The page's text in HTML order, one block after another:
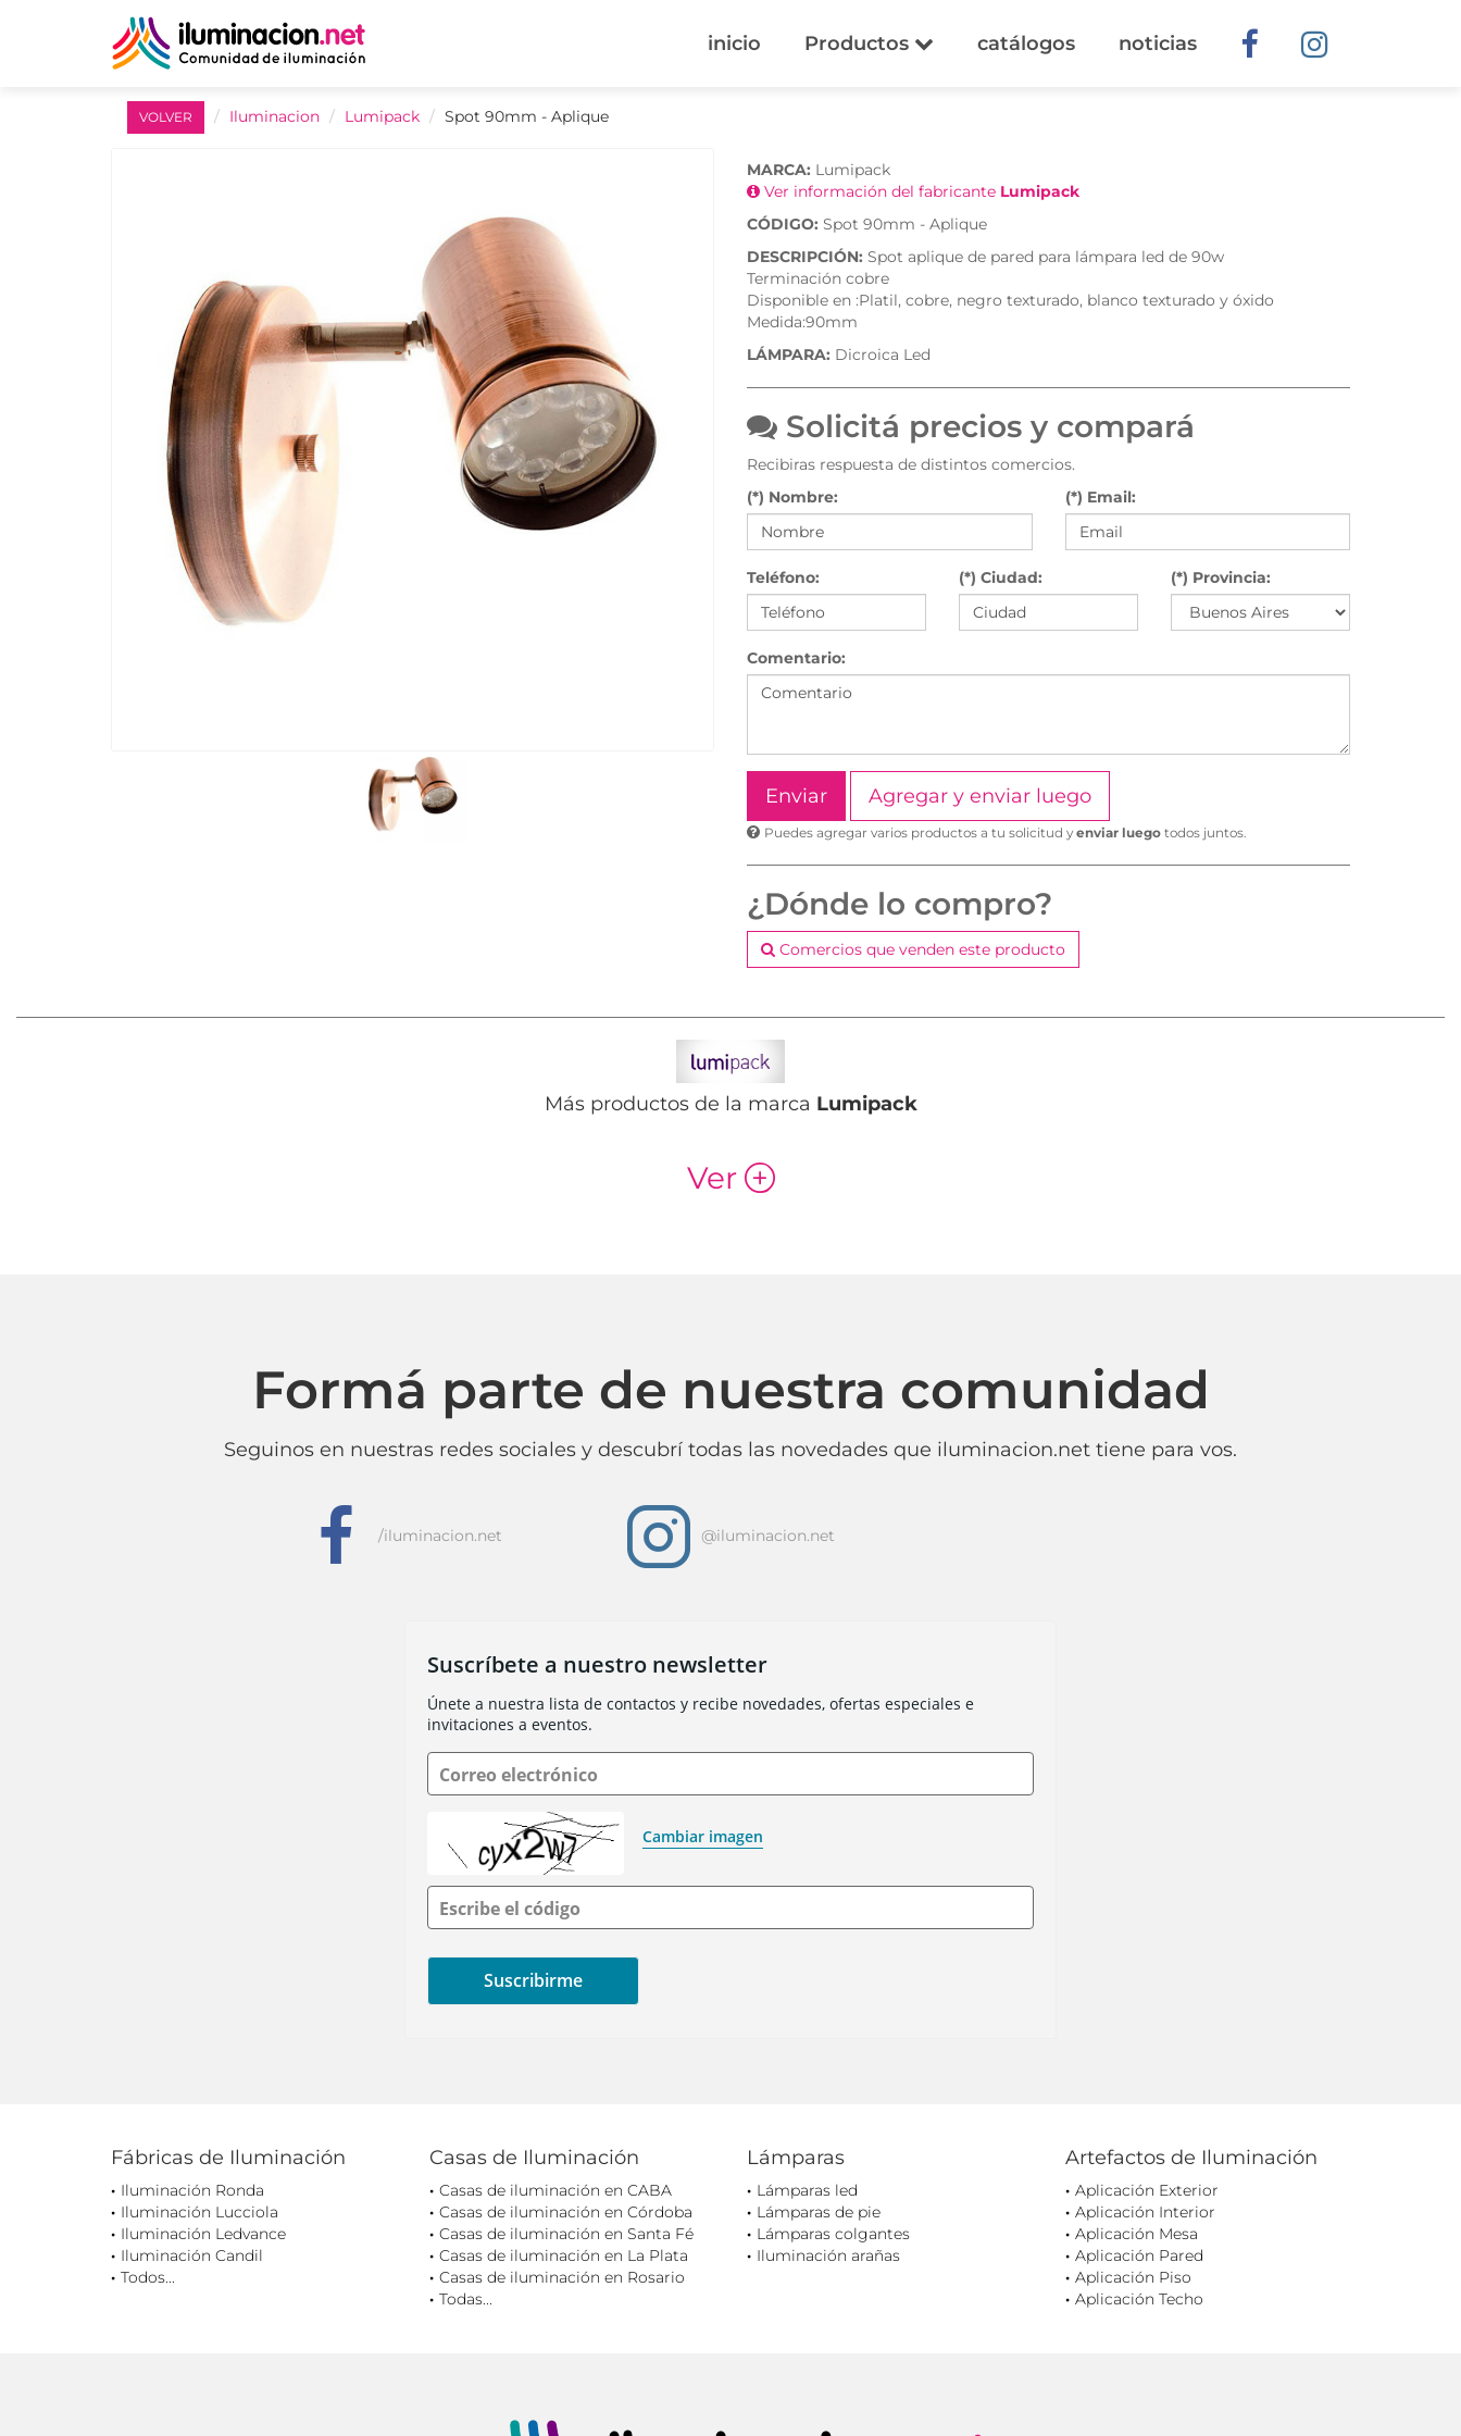
inicio Productos catálogos noticias
VOLVER Iluminacion Lumipack Spot 90mm - Aplique
MARCA: Lumipack
Ver información del fabricante Lumipack
CÓDIGO: Spot 90mm - Aplique
DESCRIPCIÓN: Spot aplique de pared para lámpara led de 90w
Terminación cobre
Disponible en :Platil, cobre, negro texturado, blanco texturado y óxido
Medida:90mm
LÁMPARA: Dicroica Led
Solicitá precios y compará
Recibiras respuesta de distintos comercios.
(*) Nombre:
(*) Email:
Teléfono: (*) Ciudad: (*) Provincia:
Comentario:
Agregar y enviar luego
Puedes agregar varios productos a tu solicitud y enviar luego todos juntos.
¿Dónde lo compro?
Comercios que venden este producto
Más productos de la marca Lumipack
Ver p
Formá parte de nuestra comunidad
Seguinos en nuestras redes sociales y descubrí todas las novedades que iluminacion.net tiene para vos.
f /iluminacion.net i @iluminacion.net
Suscríbete a nuestro newsletter
Únete a nuestra lista de contactos y recibe novedades, ofertas especiales e
invitaciones a eventos.
Correo electrónico
Cambiar imagen
Escribe el código
Fábricas de Iluminación
Iluminación Ronda
Iluminación Lucciola
Iluminación Ledvance
Iluminación Candil
Todos...
Casas de Iluminación
Casas de iluminación en CABA
Casas de iluminación en Córdoba
Casas de iluminación en Santa Fé
Casas de iluminación en La Plata
Casas de iluminación en Rosario
Todas...
Lámparas
Lámparas led
Lámparas de pie
Lámparas colgantes
Iluminación arañas
Artefactos de Iluminación
Aplicación Exterior
Aplicación Interior
Aplicación Mesa
Aplicación Pared
Aplicación Piso
Aplicación Techo